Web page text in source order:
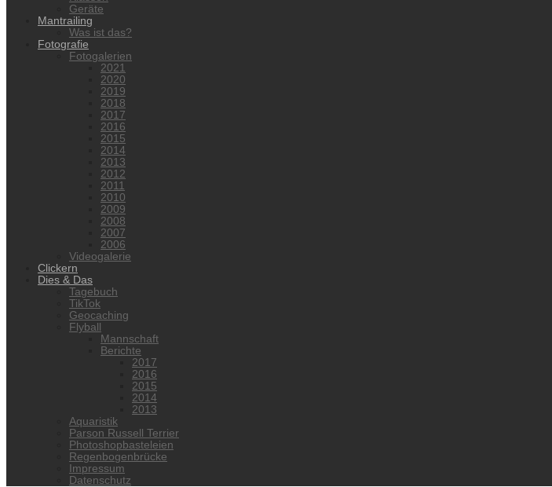
Geräte
Mantrailing
Was ist das?
Fotografie
Fotogalerien
2021
2020
2019
2018
2017
2016
2015
2014
2013
2012
2011
2010
2009
2008
2007
2006
Videogalerie
Clickern
Dies & Das
Tagebuch
TikTok
Geocaching
Flyball
Mannschaft
Berichte
2017
2016
2015
2014
2013
Aquaristik
Parson Russell Terrier
Photoshopbasteleien
Regenbogenbrücke
Impressum
Datenschutz